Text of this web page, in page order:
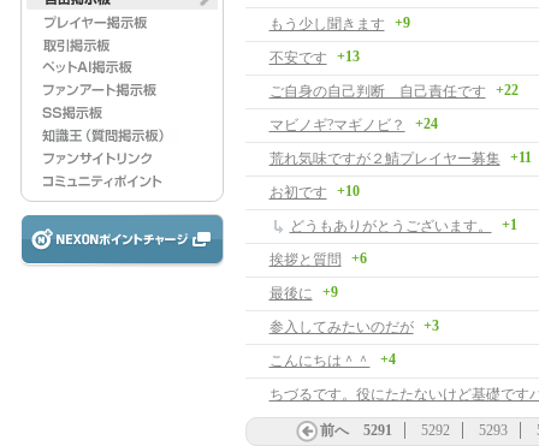
もう少し聞きます
+9
不安です +13
ご自身の自己判断 自己責任です +22
マビノギ?マギノビ？ +24
荒れ気味ですが２鯖プレイヤー募集 +11
お初です +10
どうもありがとうございます。 +1
挨拶と質問 +6
最後に +9
参入してみたいのだが +3
こんにちは＾＾ +4
ちづるです。役にたたないけど基礎です
前へ 5291 5292 5293